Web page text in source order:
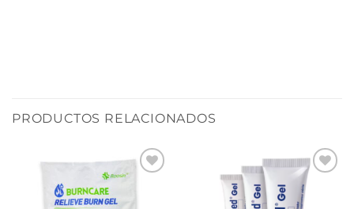
PRODUCTOS RELACIONADOS